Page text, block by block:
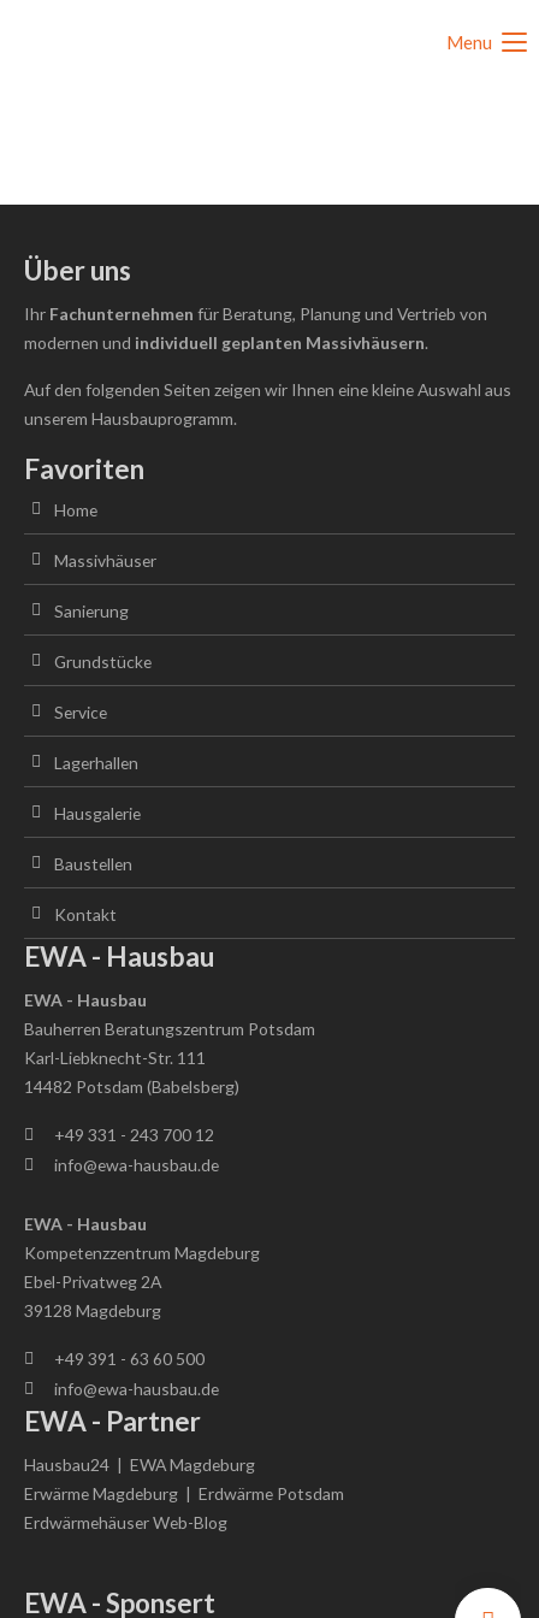
Menu
Über uns
Ihr Fachunternehmen für Beratung, Planung und Vertrieb von
modernen und individuell geplanten Massivhäusern.
Auf den folgenden Seiten zeigen wir Ihnen eine kleine Auswahl aus
unserem Hausbauprogramm.
Favoriten
Home
Massivhäuser
Sanierung
Grundstücke
Service
Lagerhallen
Hausgalerie
Baustellen
Kontakt
EWA - Hausbau
EWA - Hausbau
Bauherren Beratungszentrum Potsdam
Karl-Liebknecht-Str. 111
14482 Potsdam (Babelsberg)
+49 331 - 243 700 12
info@ewa-hausbau.de
EWA - Hausbau
Kompetenzzentrum Magdeburg
Ebel-Privatweg 2A
39128 Magdeburg
+49 391 - 63 60 500
info@ewa-hausbau.de
EWA - Partner
Hausbau24 | EWA Magdeburg
Erwärme Magdeburg | Erdwärme Potsdam
Erdwärmehäuser Web-Blog
EWA - Sponsert